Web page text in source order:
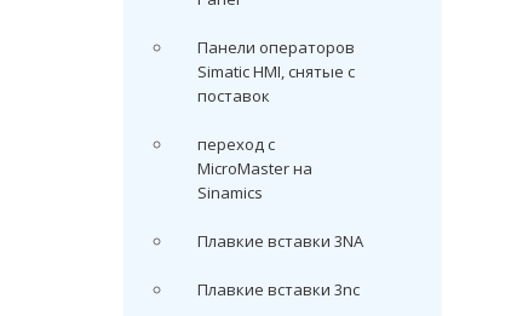
Панели операторов
Simatic HMI, снятые с
поставок
переход с
MicroMaster на
Sinamics
Плавкие вставки 3NA
Плавкие вставки 3nc